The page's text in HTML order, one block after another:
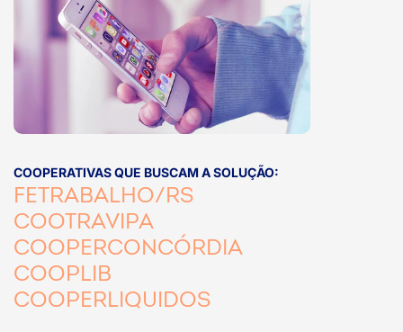
COOPERATIVAS QUE BUSCAM A SOLUÇÃO:
FETRABALHO/RS
COOTRAVIPA
COOPERCONCÓRDIA
COOPLIB
COOPERLIQUIDOS